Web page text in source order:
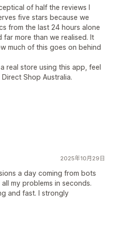
of half the reviews I
five stars because we
from the last 24 hours alone
more than we realised. It
much of this goes on behind
real store using this app, feel
Shop Australia.
2025年10月29日
a day coming from bots
my problems in seconds.
and fast. I strongly